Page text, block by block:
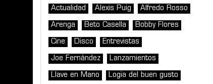
Actualidad Alexis Puig Alfredo Rosso
Arenga Beto Casella Bobby Flores
Cine Disco Entrevistas
Joe Fernández Lanzamientos
Llave en Mano Logia del buen gusto